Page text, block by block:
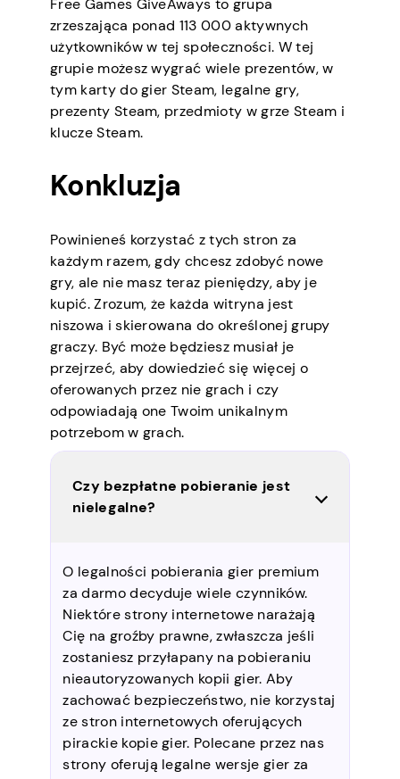
Free Games GiveAways to grupa
zrzeszająca ponad 113 000 aktywnych
użytkowników w tej społeczności. W tej
grupie możesz wygrać wiele prezentów, w
tym karty do gier Steam, legalne gry,
prezenty Steam, przedmioty w grze Steam i
klucze Steam.
Konkluzja
Powinieneś korzystać z tych stron za
każdym razem, gdy chcesz zdobyć nowe
gry, ale nie masz teraz pieniędzy, aby je
kupić. Zrozum, że każda witryna jest
niszowa i skierowana do określonej grupy
graczy. Być może będziesz musiał je
przejrzeć, aby dowiedzieć się więcej o
oferowanych przez nie grach i czy
odpowiadają one Twoim unikalnym
potrzebom w grach.
Czy bezpłatne pobieranie jest
nielegalne?
O legalności pobierania gier premium
za darmo decyduje wiele czynników.
Niektóre strony internetowe narażają
Cię na groźby prawne, zwłaszcza jeśli
zostaniesz przyłapany na pobieraniu
nieautoryzowanych kopii gier. Aby
zachować bezpieczeństwo, nie korzystaj
ze stron internetowych oferujących
pirackie kopie gier. Polecane przez nas
strony oferują legalne wersje gier za